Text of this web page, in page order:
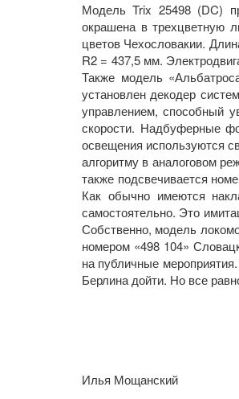
Модель Trix 25498 (DC)
окрашена в трехцветную
цветов Чехословакии.
R2 = 437,5 мм.
Также модель
установлен декодер
управлением, способный
скорости. Надбуферные
освещения используются
алгоритму в аналоговом
также подсвечивается
Как обычно имеются
самостоятельно. Это
Собственно, модель
номером «498 104»
на публичные
Берлина дойти. Но все
Илья Мощанский